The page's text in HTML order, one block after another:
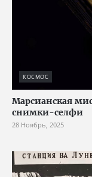
КОСМОС
Марсианская
снимки-селфи
28 Ноябрь, 2025